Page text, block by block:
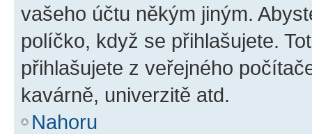
vašeho účtu někým jiným.
políčko, když se přihlašujete.
přihlašujete z veřejného
kavárně, univerzitě atd.
Nahoru